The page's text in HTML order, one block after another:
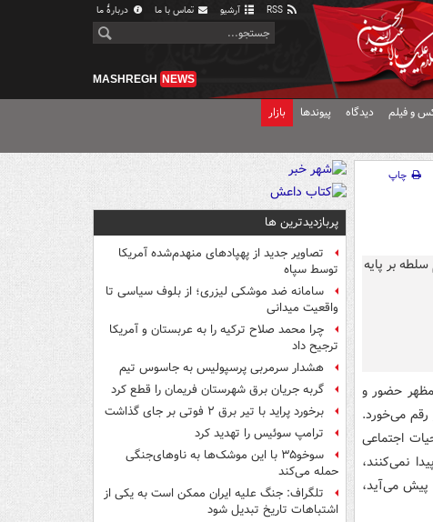
آرشیو تماس با ما دربارهٔ ما
MASHREGH NEWS
و فیلم دیدگاه پیوندها بازار
چاپ
مظهر حضور و
می‌خورد.
اجتماعی
نمی‌کنند،
پیش می‌آید،
پربازدیدترین ها
تصاویر جدید از پهپادهای منهدم‌شده آمریکا
توسط سپاه
سامانه ضد موشکی لیزری؛ از بلوف سیاسی تا
واقعیت میدانی
چرا محمد صلاح ترکیه را به عربستان و آمریکا
ترجیح داد
هشدار سرمربی پرسپولیس به جاسوس تیم
گربه جریان برق شهرستان فریمان را قطع کرد
برخورد پراید با تیر برق ۲ فوتی بر جای گذاشت
ترامپ سوئیس را تهدید کرد
سوخو۳۵ با این موشک‌ها به ناوهای‌جنگی
حمله می‌کند
تلگراف: جنگ علیه ایران ممکن است به یکی از
اشتباهات تاریخ تبدیل شود